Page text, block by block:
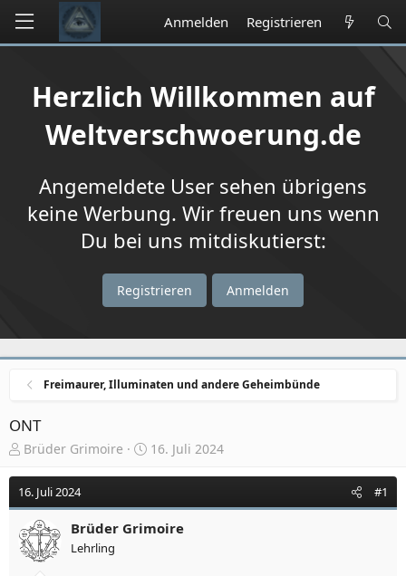
Anmelden Registrieren
Herzlich Willkommen auf
Weltverschwoerung.de
Angemeldete User sehen übrigens
keine Werbung. Wir freuen uns wenn
Du bei uns mitdiskutierst:
Registrieren Anmelden
Freimaurer, Illuminaten und andere Geheimbünde
ONT
E
s
t
l
l
Brüder Grimoire
E
s
l
16. Juli 2024
16. Juli 2024 #1
Brüder Grimoire
Lehrling